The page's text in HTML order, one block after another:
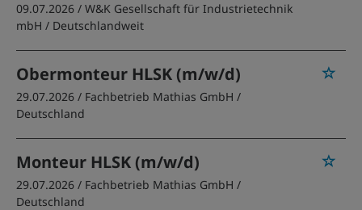
09.07.2026 / W&K Gesellschaft für Industrietechnik
mbH / Deutschlandweit
Obermonteur HLSK (m/w/d)
29.07.2026 / Fachbetrieb Mathias GmbH /
Deutschland
Monteur HLSK (m/w/d)
29.07.2026 / Fachbetrieb Mathias GmbH /
Deutschland